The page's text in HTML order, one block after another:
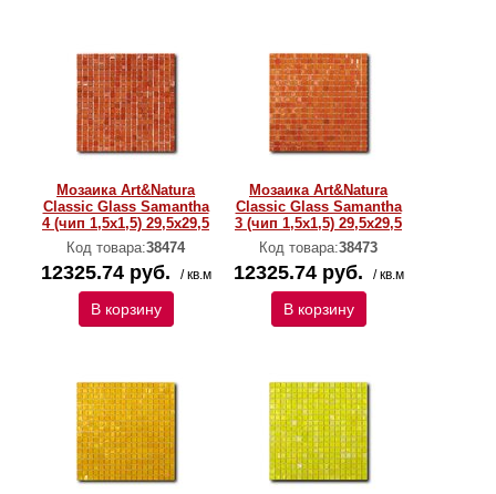
Мозаика Art&Natura
Classic Glass Samantha
4 (чип 1,5х1,5) 29,5x29,5
Код товара:38474
12325.74 руб. / кв.м
В корзину
Мозаика Art&Natura
Classic Glass Samantha
3 (чип 1,5х1,5) 29,5x29,5
Код товара:38473
12325.74 руб. / кв.м
В корзину